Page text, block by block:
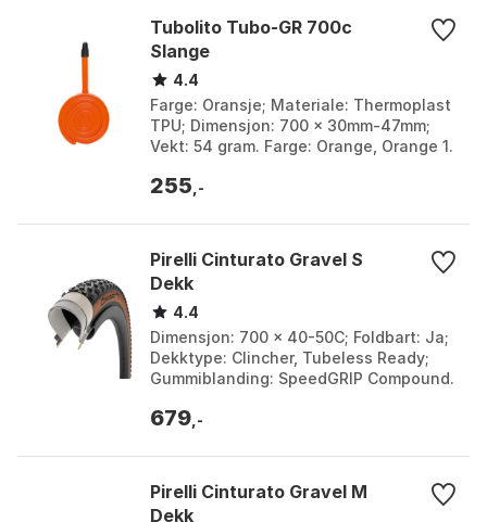
Tubolito Tubo-GR 700c
Slange
4.4
Farge: Oransje; Materiale: Thermoplast
TPU; Dimensjon: 700 x 30mm-47mm;
Vekt: 54 gram. Farge: Orange, Orange 1.
30-47, 32-...
255 ,-
Pirelli Cinturato Gravel S
Dekk
4.4
Dimensjon: 700 x 40-50C; Foldbart: Ja;
Dekktype: Clincher, Tubeless Ready;
Gummiblanding: SpeedGRIP Compound.
Black / tan, Bru...
679 ,-
Pirelli Cinturato Gravel M
Dekk